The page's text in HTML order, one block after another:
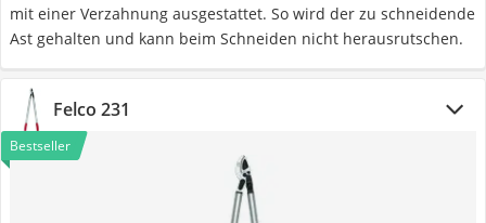
mit einer Verzahnung ausgestattet. So wird der zu schneidende
Ast gehalten und kann beim Schneiden nicht herausrutschen.
Felco 231
Bestseller